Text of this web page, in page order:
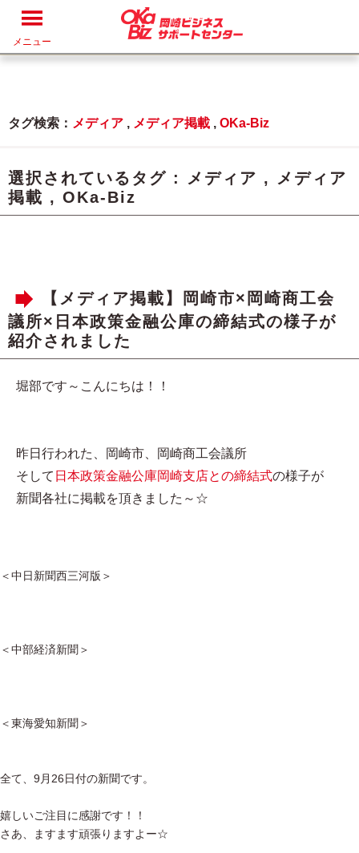
メニュー
タグ検索： メディア , メディア掲載 , OKa-Biz
選択されているタグ : メディア ,
メディア
掲載 , OKa-Biz
【メディア掲載】岡崎市×岡崎商工会
議所×日本政策金融公庫の締結式の様子が
紹介されました
堀部です～こんにちは！！
昨日行われた、岡崎市、岡崎商工会議所
そして 日本政策金融公庫岡崎支店との締結式の様子が
新聞各社に掲載を頂きました～☆
＜中日新聞西三河版＞
＜中部経済新聞＞
＜東海愛知新聞＞
全て、9月26日付の新聞です。
嬉しいご注目に感謝です！！
さあ、ますます頑張りますよー☆